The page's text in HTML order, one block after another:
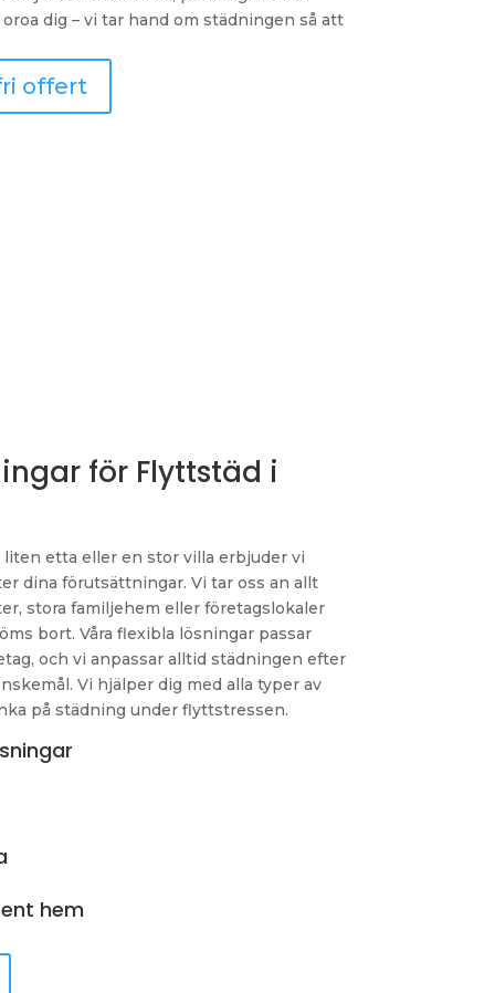
dig – vi tar hand om städningen så att
offert
för Flyttstäd i
etta eller en stor villa erbjuder vi
dina förutsättningar. Vi tar oss an allt
stora familjehem eller företagslokaler
bort. Våra flexibla lösningar passar
och vi anpassar alltid städningen efter
Vi hjälper dig med alla typer av
på städning under flyttstressen.
hem